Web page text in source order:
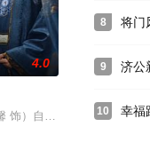
天明编剧，李雪健、高明
一行兴致缺缺的时候，她
4.0
饰）自幼受女帝教导，与
8 将门
9 济公
10 幸福